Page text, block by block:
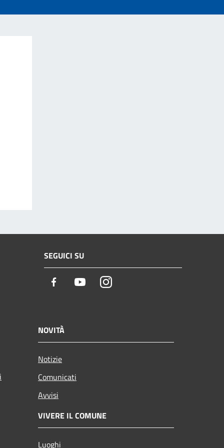
SEGUICI SU
Facebook YoutubeInstagram
NOVITÀ
Notizie
Comunicati
Avvisi
VIVERE IL COMUNE
Luoghi